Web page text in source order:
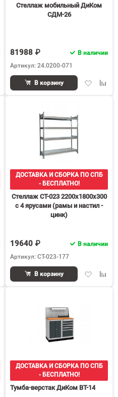
Стеллаж мобильный ДиКом
СДМ-26
81988 ₽
В наличии
Артикул: 24.0200-071
Добавить
В корзину
ДОСТАВКА И СБОРКА ПО СПБ
- БЕСПЛАТНО!
Стеллаж СТ-023 2200х1800х300
с 4 ярусами (рамы и настил -
цинк)
19640 ₽
В наличии
Артикул: СТ-023-177
Добавить
В корзину
ДОСТАВКА И СБОРКА ПО СПБ
- БЕСПЛАТНО!
Тумба-верстак ДиКом ВТ-14